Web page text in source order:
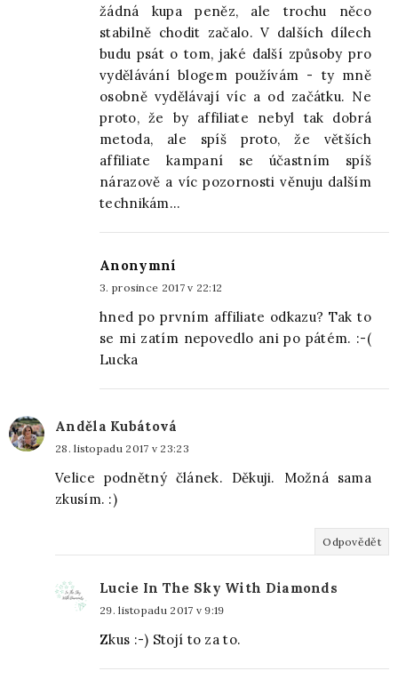
žádná kupa peněz, ale trochu něco
stabilně chodit začalo. V dalších dílech
budu psát o tom, jaké další způsoby pro
vydělávání blogem používám - ty mně
osobně vydělávají víc a od začátku. Ne
proto, že by affiliate nebyl tak dobrá
metoda, ale spíš proto, že větších
affiliate kampaní se účastním spíš
nárazově a víc pozornosti věnuju dalším
technikám...
Anonymní
3. prosince 2017 v 22:12
hned po prvním affiliate odkazu? Tak to
se mi zatím nepovedlo ani po pátém. :-(
Lucka
Anděla Kubátová
28. listopadu 2017 v 23:23
Velice podnětný článek. Děkuji. Možná sama
zkusím. :)
Odpovědět
Lucie In The Sky With Diamonds
29. listopadu 2017 v 9:19
Zkus :-) Stojí to za to.